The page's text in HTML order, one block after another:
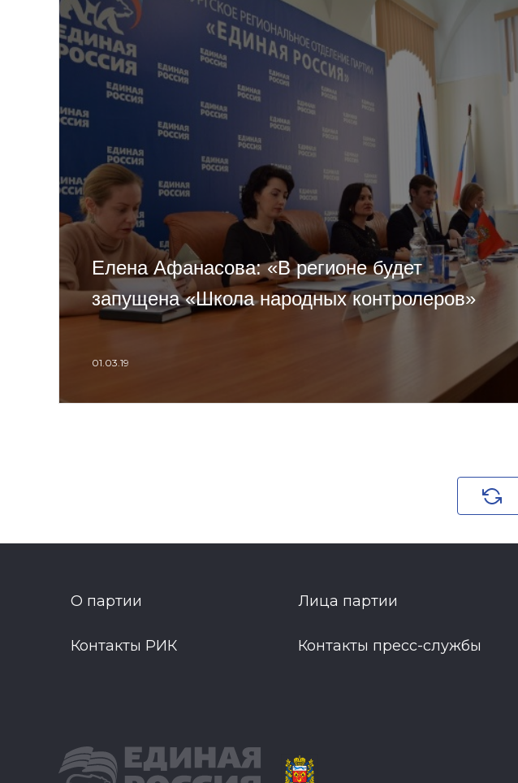
Елена Афанасова: «В регионе будет
запущена «Школа народных контролеров»
01.03.19
О партии Лица партии
Контакты РИК Контакты пресс-службы